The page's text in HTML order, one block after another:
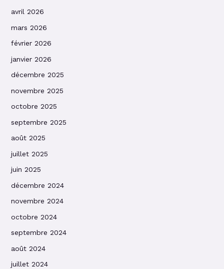
avril 2026
mars 2026
février 2026
janvier 2026
décembre 2025
novembre 2025
octobre 2025
septembre 2025
août 2025
juillet 2025
juin 2025
décembre 2024
novembre 2024
octobre 2024
septembre 2024
août 2024
juillet 2024